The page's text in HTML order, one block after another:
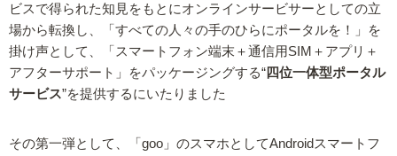
ビスで得られた知見をもとにオンラインサービサーとしての立
場から転換し、「すべての人々の手のひらにポータルを！」を
掛け声として、「スマートフォン端末＋通信用SIM＋アプリ＋
アフターサポート」をパッケージングする“四位一体型ポータル
サービス”を提供するにいたりました
その第一弾として、「goo」のスマホとしてAndroidスマートフ